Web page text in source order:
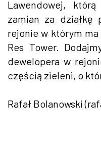
Lawendowej,
zamian za działkę
rejonie w którym
Res Tower.
dewelopera w
częścią zieleni, o
Rafał Bolanowski